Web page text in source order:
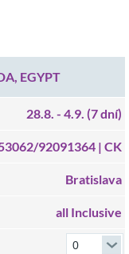
EGYPT
28.8. - 4.9. (7 dní)
92091364 | CK
Bratislava
all Inclusive